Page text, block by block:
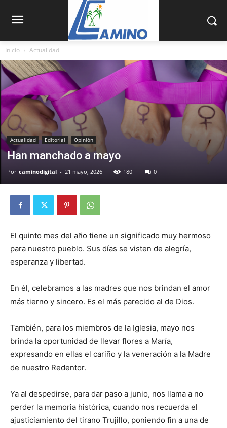
Inicio Actualidad
Actualidad Editorial Opinión
Han manchado a mayo
Por caminodigital - 21 mayo, 2026 180 0
El quinto mes del año tiene un significado muy hermoso
para nuestro pueblo. Sus días se visten de alegría,
esperanza y libertad.
En él, celebramos a las madres que nos brindan el amor
más tierno y sincero. Es el más parecido al de Dios.
También, para los miembros de la Iglesia, mayo nos
brinda la oportunidad de llevar flores a María,
expresando en ellas el cariño y la veneración a la Madre
de nuestro Redentor.
Ya al despedirse, para dar paso a junio, nos llama a no
perder la memoria histórica, cuando nos recuerda el
ajusticiamiento del tirano Trujillo, poniendo fin a una de